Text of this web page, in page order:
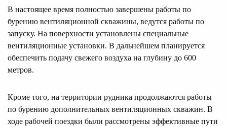
В настоящее время полностью завершены работы по
бурению вентиляционной скважины, ведутся работы по
запуску. На поверхности установлены специальные
вентиляционные установки. В дальнейшем планируется
обеспечить подачу свежего воздуха на глубину до 600
метров.
Кроме того, на территории рудника продолжаются работы
по бурению дополнительных вентиляционных скважин. В
ходе рабочей поездки были рассмотрены эффективные пути